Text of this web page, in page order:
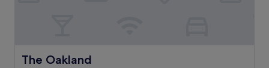
The Oakland
The Oakland